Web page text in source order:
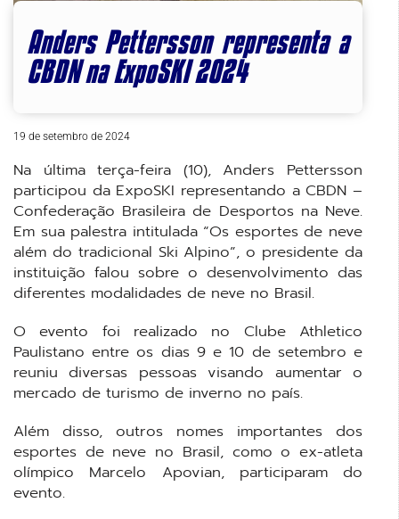
Anders Pettersson representa a
CBDN na ExpoSKI 2024
19 de setembro de 2024
Na última terça-feira (10), Anders Pettersson
participou da ExpoSKI representando a CBDN –
Confederação Brasileira de Desportos na Neve.
Em sua palestra intitulada “Os esportes de neve
além do tradicional Ski Alpino”, o presidente da
instituição falou sobre o desenvolvimento das
diferentes modalidades de neve no Brasil.
O evento foi realizado no Clube Athletico
Paulistano entre os dias 9 e 10 de setembro e
reuniu diversas pessoas visando aumentar o
mercado de turismo de inverno no país.
Além disso, outros nomes importantes dos
esportes de neve no Brasil, como o ex-atleta
olímpico Marcelo Apovian, participaram do
evento.